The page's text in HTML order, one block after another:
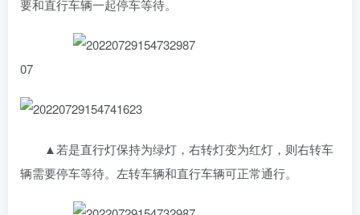
要和直行车辆一起停车等待。
07
▲若是直行灯保持为绿灯，右转灯变为红灯，则右转车
辆需要停车等待。左转车辆和直行车辆可正常通行。